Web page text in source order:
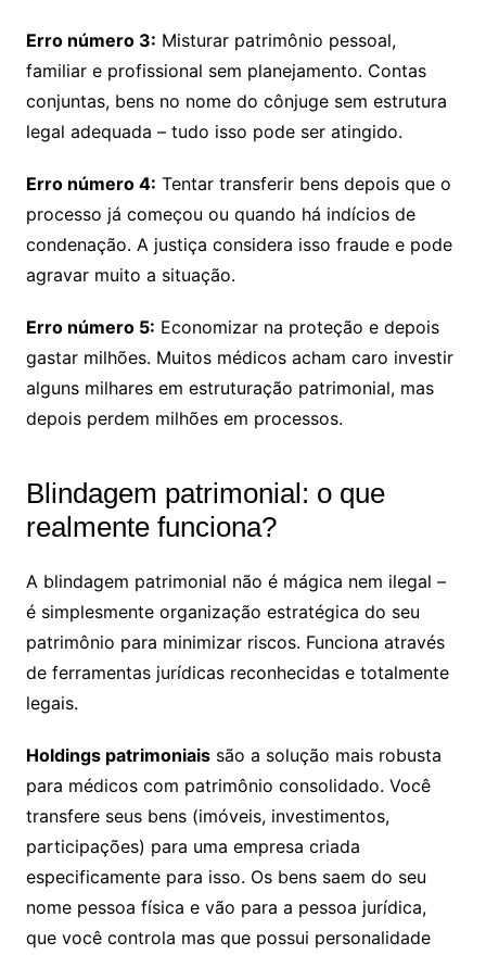
Erro número 3: Misturar patrimônio pessoal,
familiar e profissional sem planejamento. Contas
conjuntas, bens no nome do cônjuge sem estrutura
legal adequada – tudo isso pode ser atingido.
Erro número 4: Tentar transferir bens depois que o
processo já começou ou quando há indícios de
condenação. A justiça considera isso fraude e pode
agravar muito a situação.
Erro número 5: Economizar na proteção e depois
gastar milhões. Muitos médicos acham caro investir
alguns milhares em estruturação patrimonial, mas
depois perdem milhões em processos.
Blindagem patrimonial: o que
realmente funciona?
A blindagem patrimonial não é mágica nem ilegal –
é simplesmente organização estratégica do seu
patrimônio para minimizar riscos. Funciona através
de ferramentas jurídicas reconhecidas e totalmente
legais.
Holdings patrimoniaissão a solução mais robusta
para médicos com patrimônio consolidado. Você
transfere seus bens (imóveis, investimentos,
participações) para uma empresa criada
especificamente para isso. Os bens saem do seu
nome pessoa física e vão para a pessoa jurídica,
que você controla mas que possui personalidade